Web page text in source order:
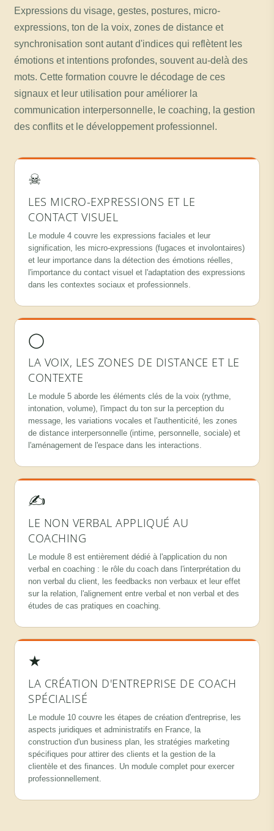
Expressions du visage, gestes, postures, micro-
expressions, ton de la voix, zones de distance et
synchronisation sont autant d'indices qui reflètent les
émotions et intentions profondes, souvent au-delà des
mots. Cette formation couvre le décodage de ces
signaux et leur utilisation pour améliorer la
communication interpersonnelle, le coaching, la gestion
des conflits et le développement professionnel.
☠
LES MICRO-EXPRESSIONS ET LE
CONTACT VISUEL
Le module 4 couvre les expressions faciales et leur
signification, les micro-expressions (fugaces et involontaires)
et leur importance dans la détection des émotions réelles,
l'importance du contact visuel et l'adaptation des expressions
dans les contextes sociaux et professionnels.
◯
LA VOIX, LES ZONES DE DISTANCE ET LE
CONTEXTE
Le module 5 aborde les éléments clés de la voix (rythme,
intonation, volume), l'impact du ton sur la perception du
message, les variations vocales et l'authenticité, les zones
de distance interpersonnelle (intime, personnelle, sociale) et
l'aménagement de l'espace dans les interactions.
✍
LE NON VERBAL APPLIQUÉ AU
COACHING
Le module 8 est entièrement dédié à l'application du non
verbal en coaching : le rôle du coach dans l'interprétation du
non verbal du client, les feedbacks non verbaux et leur effet
sur la relation, l'alignement entre verbal et non verbal et des
études de cas pratiques en coaching.
★
LA CRÉATION D'ENTREPRISE DE COACH
SPÉCIALISÉ
Le module 10 couvre les étapes de création d'entreprise, les
aspects juridiques et administratifs en France, la
construction d'un business plan, les stratégies marketing
spécifiques pour attirer des clients et la gestion de la
clientèle et des finances. Un module complet pour exercer
professionnellement.